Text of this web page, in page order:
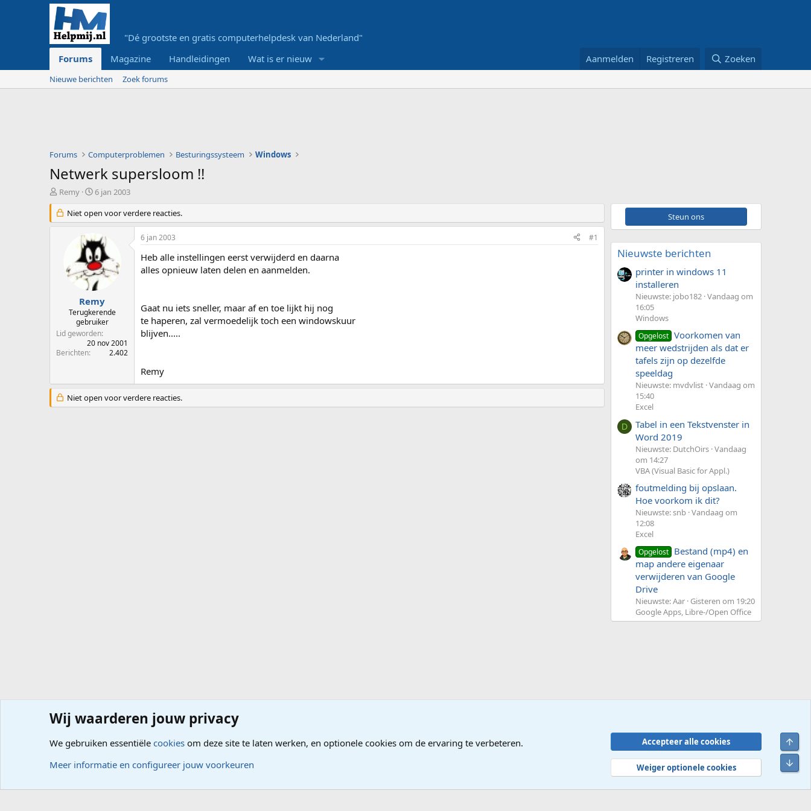
"Dé grootste en gratis computerhelpdesk van Nederland"
Forums
Magazine Handleidingen Wat is er nieuw Aanmelden Registreren Zoeken
Nieuwe berichten Zoek forums
Forums Computerproblemen Besturingssysteem Windows
Netwerk supersloom !!
O
d
e
t
r
Remy
S
a
r
t
d
a
t
u
m
6 jan 2003
Niet open voor verdere reacties.
Remy
Terugkerende
gebruiker
Lid geworden
20 nov 2001
Berichten
2.402
6 jan 2003 #1
Heb alle instellingen eerst verwijderd en daarna
alles opnieuw laten delen en aanmelden.
Gaat nu iets sneller, maar af en toe lijkt hij nog
te haperen, zal vermoedelijk toch een windowskuur
blijven.....
Remy
Niet open voor verdere reacties.
Steun ons
Nieuwste berichten
printer in windows 11
installeren
Nieuwste: jobo182 Vandaag om
16:05
Windows
Opgelost Voorkomen van
meer wedstrijden als dat er
tafels zijn op dezelfde
speeldag
Nieuwste: mvdvlist Vandaag om
15:40
Excel
D
Tabel in een Tekstvenster in
Word 2019
Nieuwste: DutchOirs Vandaag
om 14:27
VBA (Visual Basic for Appl.)
foutmelding bij opslaan.
Hoe voorkom ik dit?
Nieuwste: snb Vandaag om
12:08
Excel
Opgelost Bestand (mp4) en
map andere eigenaar
verwijderen van Google
Drive
Nieuwste: Aar Gisteren om 19:20
Google Apps, Libre-/Open Office
Forums Computerproblemen Besturingssysteem
Voorwaarden en regels Privacybeleid Help
R
S
Wij waarderen jouw privacy
We gebruiken essentiële cookies om deze site te laten werken, en optionele cookies om de ervaring te verbeteren.
Meer informatie en configureer jouw voorkeuren
Accepteer alle cookies
Weiger optionele cookies